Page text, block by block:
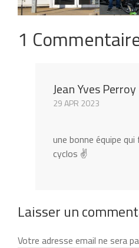
1
Jean Yves Perroy
29 APR 2023
une bonne équipe
cyclos ✌️
Laisser un
Votre adresse email ne sera